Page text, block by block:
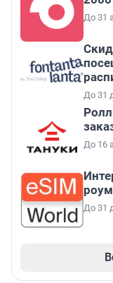
До 31
До 31
До 16
До 31